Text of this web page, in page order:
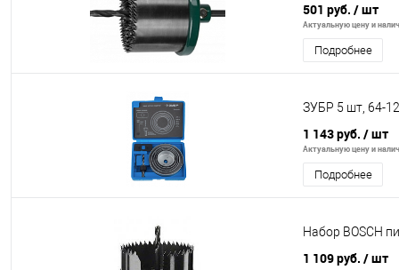
501 руб. / шт
Актуальную цену и
Подробнее
ЗУБР 5 шт, 64-
1 143 руб. / шт
Актуальную цену и
Подробнее
Набор BOSCH
1 109 руб. / шт